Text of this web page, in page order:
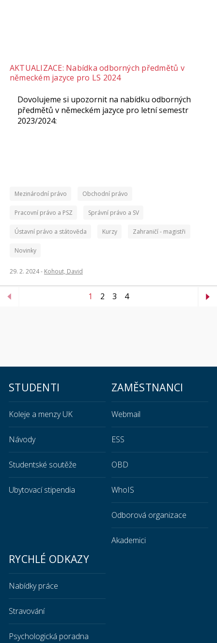
AKTUALIZACE: Nabídka odborných předmětů v
německém jazyce pro LS 2024
Dovolujeme si upozornit na nabídku odborných
předmětů v německém jazyce pro letní semestr
2023/2024:
Mezinárodní právo Obchodní právo
Pracovní právo a PSZ Správní právo a SV
Ústavní právo a státověda Kurzy Zahraničí - magistři
Novinky
29. 2. 2024 - Kohout, David
1 2 3 4
STUDENTI
Koleje a menzy UK
Návody
Studentské soutěže
Ubytovací stipendia
ZAMĚSTNANCI
Webmail
ESS
OBD
WhoIS
Odborová organizace
Akademici
RYCHLÉ ODKAZY
Nabídky práce
Stravování
Psychologická poradna